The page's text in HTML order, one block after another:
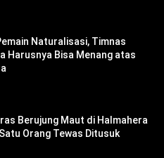
Naturalisasi, Timnas
Harusnya Bisa Menang atas
Berujung Maut di Halmahera
Orang Tewas Ditusuk